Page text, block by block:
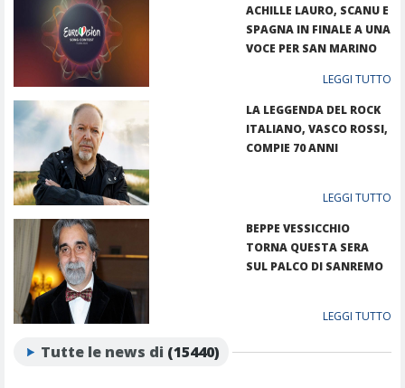
ACHILLE LAURO, SCANU E
SPAGNA IN FINALE A UNA
VOCE PER SAN MARINO
LEGGI TUTTO
LA LEGGENDA DEL ROCK
ITALIANO, VASCO ROSSI,
COMPIE 70 ANNI
LEGGI TUTTO
BEPPE VESSICCHIO
TORNA QUESTA SERA
SUL PALCO DI SANREMO
LEGGI TUTTO
Tutte le news di (15440)